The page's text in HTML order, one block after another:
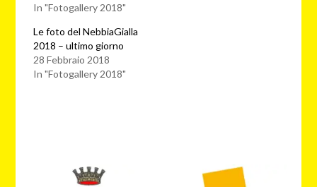
In "Fotogallery 2018"
Le foto del NebbiaGialla
2018 – ultimo giorno
28 Febbraio 2018
In "Fotogallery 2018"